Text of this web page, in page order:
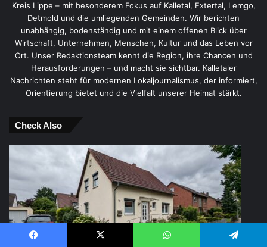
Kreis Lippe – mit besonderem Fokus auf Kalletal, Extertal, Lemgo,
Detmold und die umliegenden Gemeinden. Wir berichten
unabhängig, bodenständig und mit einem offenen Blick über
Wirtschaft, Unternehmen, Menschen, Kultur und das Leben vor
Ort. Unser Redaktionsteam kennt die Region, ihre Chancen und
Herausforderungen – und macht sie sichtbar. Kalletaler
Nachrichten steht für modernen Lokaljournalismus, der informiert,
Orientierung bietet und die Vielfalt unserer Heimat stärkt.
Check Also